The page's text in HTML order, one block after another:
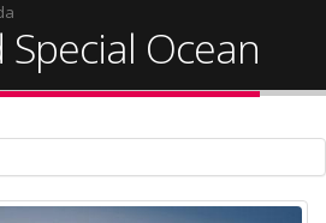
Special Ocean